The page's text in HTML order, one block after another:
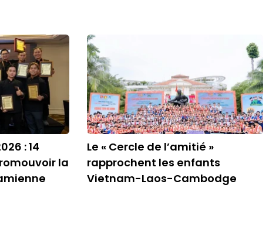
: 14
la
Le « Cercle de l’amitié »
rapprochent les enfants
Vietnam-Laos-Cambodge